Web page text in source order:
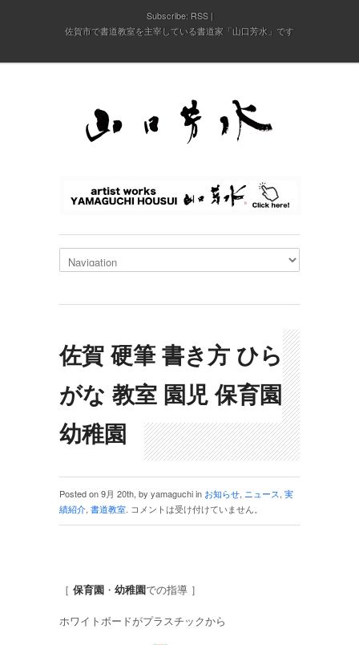
Subscribe: RSS
佐賀市で書道教室を主宰している書道家「山口芳水」です
佐賀 硬筆 書き方 ひら
がな 教室 園児 保育園
幼稚園
Posted on 9月 20th, by yamaguchi in お知らせ, ニュース, 実
績紹介, 書道教室. コメントは受け付けていません。
［ 保育園 ・ 幼稚園での指導 ］
ホワイトボードがプラスチックから